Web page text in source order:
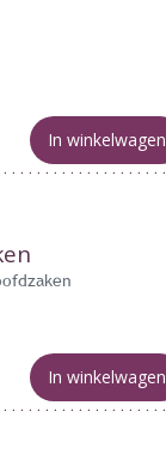
In winkelwagen
In winkelwagen